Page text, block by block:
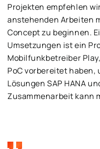
Projekten empfehlen
anstehenden Arbeiten
Concept zu beginnen.
Umsetzungen ist ein
Mobilfunkbetreiber
PoC vorbereitet
Lösungen SAP HANA
Zusammenarbeit kann